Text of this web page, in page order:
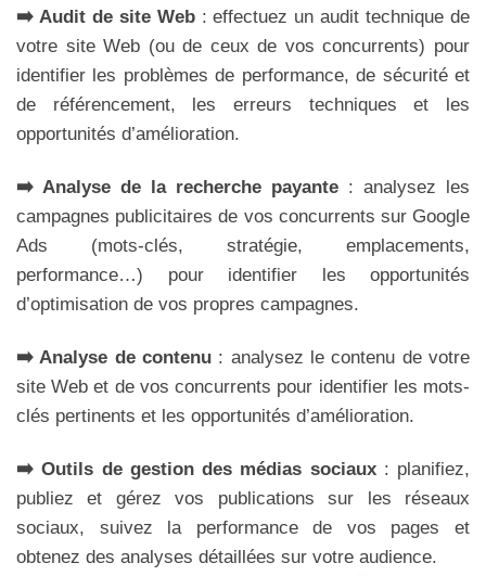
➡️ Audit de site Web: effectuez un audit technique de
votre site Web (ou de ceux de vos concurrents) pour
identifier les problèmes de performance, de sécurité et
de référencement, les erreurs techniques et les
opportunités d’amélioration.
➡️ Analyse de la recherche payante : analysez les
campagnes publicitaires de vos concurrents sur Google
Ads (mots-clés, stratégie, emplacements,
performance…) pour identifier les opportunités
d’optimisation de vos propres campagnes.
➡️ Analyse de contenu : analysez le contenu de votre
site Web et de vos concurrents pour identifier les mots-
clés pertinents et les opportunités d’amélioration.
➡️ Outils de gestion des médias sociaux: planifiez,
publiez et gérez vos publications sur les réseaux
sociaux, suivez la performance de vos pages et
obtenez des analyses détaillées sur votre audience.